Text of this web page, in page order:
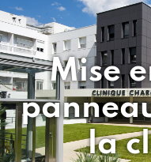
Mise
la